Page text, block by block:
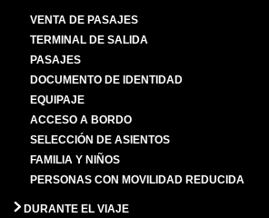
VENTA DE PASAJES
TERMINAL DE SALIDA
PASAJES
DOCUMENTO DE IDENTIDAD
EQUIPAJE
ACCESO A BORDO
SELECCIÓN DE ASIENTOS
FAMILIA Y NIÑOS
PERSONAS CON MOVILIDAD REDUCIDA
DURANTE EL VIAJE